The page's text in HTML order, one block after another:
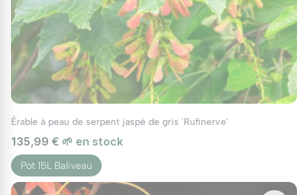
Érable à peau de serpent jaspé de gris 'Rufinerve'
135,99 € 🌱 en stock
Pot 15L Baliveau